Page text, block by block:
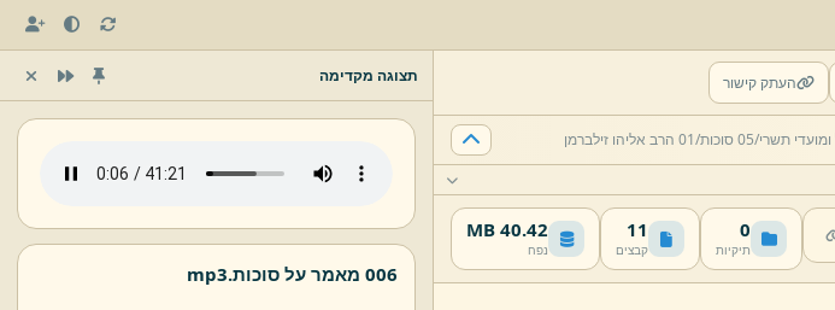
העתק קישור
05 סוכות/ 01 הרב אליהו זילברמן
0
תיקיות
11
קבצים
40.42 MB
נפח
תצוגה מקדימה
006 מאמר על סוכות. mp3